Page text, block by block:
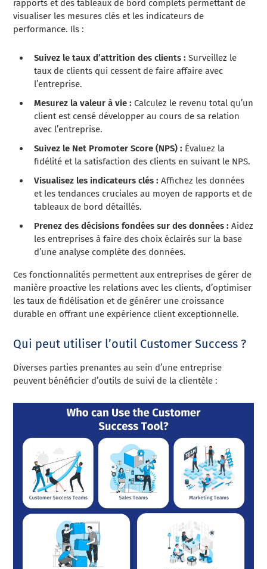
rapports et des tableaux de bord complets permettant de
visualiser les mesures clés et les indicateurs de
performance. Ils :
Suivez le taux d’attrition des clients : Surveillez le
taux de clients qui cessent de faire affaire avec
l’entreprise.
Mesurez la valeur à vie : Calculez le revenu total qu’un
client est censé développer au cours de sa relation
avec l’entreprise.
Suivez le Net Promoter Score (NPS) : Évaluez la
fidélité et la satisfaction des clients en suivant le NPS.
Visualisez les indicateurs clés : Affichez les données
et les tendances cruciales au moyen de rapports et de
tableaux de bord détaillés.
Prenez des décisions fondées sur des données : Aidez
les entreprises à faire des choix éclairés sur la base
d’une analyse complète des données.
Ces fonctionnalités permettent aux entreprises de gérer de
manière proactive les relations avec les clients, d’optimiser
les taux de fidélisation et de générer une croissance
durable en offrant une expérience client exceptionnelle.
Qui peut utiliser l’outil Customer Success ?
Diverses parties prenantes au sein d’une entreprise
peuvent bénéficier d’outils de suivi de la clientèle :